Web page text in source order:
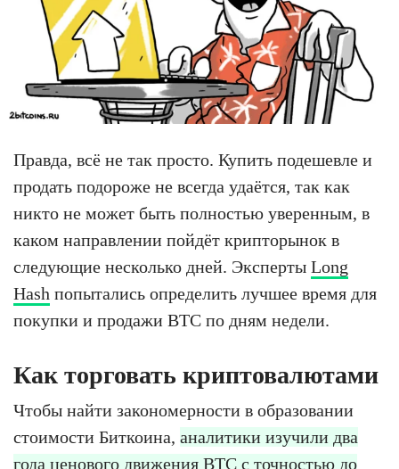
Правда, всё не так просто. Купить подешевле и
продать подороже не всегда удаётся, так как
никто не может быть полностью уверенным, в
каком направлении пойдёт крипторынок в
следующие несколько дней. Эксперты Long
Hash попытались определить лучшее время для
покупки и продажи BTC по дням недели.
Как торговать криптовалютами
Чтобы найти закономерности в образовании
стоимости Биткоина, аналитики изучили два
года ценового движения BTC с точностью до